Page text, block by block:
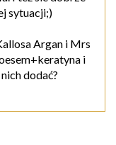
sytuacji;)
Argan i Mrs
i
dodać?